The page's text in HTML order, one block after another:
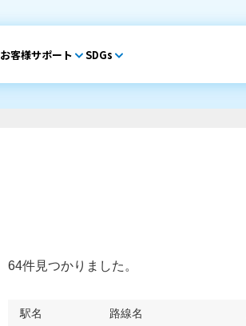
お客様サポート SDGs
64件見つかりました。
駅名 路線名